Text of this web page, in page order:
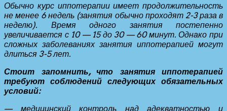
Обычно курс иппотерапии имеет продолжительность
не менее 6 недель (занятия обычно проходят 2-3 раза в
неделю). Время одного занятия постепенно
увеличивается с 10 — 15 до 30 — 60 минут. Однако при
сложных заболеваниях занятия иппотерапией могут
длиться 3-5 лет.
Стоит запомнить, что занятия иппотерапией
требуют соблюдений следующих обязательных
условий:
— медицинский контроль над адекватностью и